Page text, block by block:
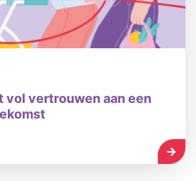
vol vertrouwen aan een